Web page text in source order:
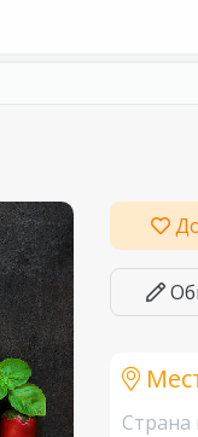
Страна